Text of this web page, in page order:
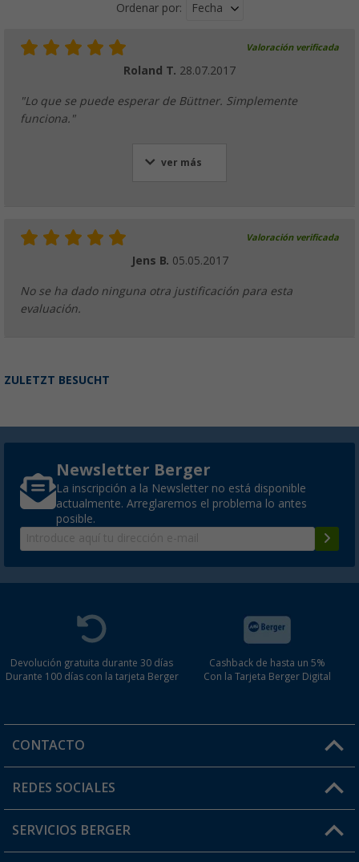
Ordenar por: Fecha
Valoración verificada
Roland T. 28.07.2017
"Lo que se puede esperar de Büttner. Simplemente
funciona."
ver más
Valoración verificada
Jens B. 05.05.2017
No se ha dado ninguna otra justificación para esta
evaluación.
ZULETZT BESUCHT
Newsletter Berger
La inscripción a la Newsletter no está disponible
actualmente. Arreglaremos el problema lo antes
posible.
Devolución gratuita durante 30 días
Durante 100 días con la tarjeta Berger
Cashback de hasta un 5%
Con la Tarjeta Berger Digital
CONTACTO
Horario de atención al cliente:
¿Tienes alguna duda?
REDES SOCIALES
SERVICIOS BERGER